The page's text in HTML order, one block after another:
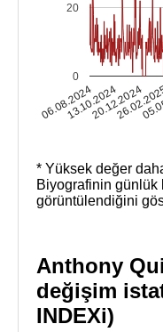
06.08.2024
13.10.202420.12.2024
0
20
* Yüksek değer
Biyografinin günlük
görüntülendiğini
Anthony
değişim
INDEXi)